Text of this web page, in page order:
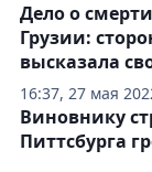
16:37, 27 мая
Дело о
Грузии:
высказала
Виновнику
Питтсбурга